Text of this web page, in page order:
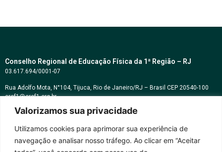
Valorizamos sua privacidade
Utilizamos cookies para aprimorar sua experiência de
navegação e analisar nosso tráfego. Ao clicar em “Aceitar
Conselho Regional de Educação Física da 1ª Região – RJ
03.617.694/0001-07
Rua Adolfo Mota, N°104, Tijuca, Rio de Janeiro/RJ – Brasil CEP 20540-100
cref1@cref1.org.br
Assessoria de comunicação:
Horários de atendimento: